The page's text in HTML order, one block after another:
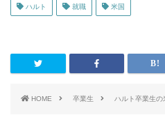
ハルト 就職 米国
HOME 卒業生 ハルト卒業生